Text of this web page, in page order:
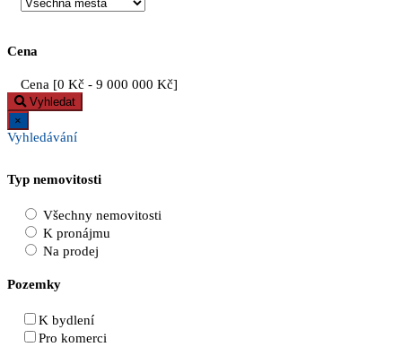
Cena
Cena [0 Kč - 9 000 000 Kč]
Vyhledat
×
Vyhledávání
Typ nemovitosti
Všechny nemovitosti
K pronájmu
Na prodej
Pozemky
K bydlení
Pro komerci